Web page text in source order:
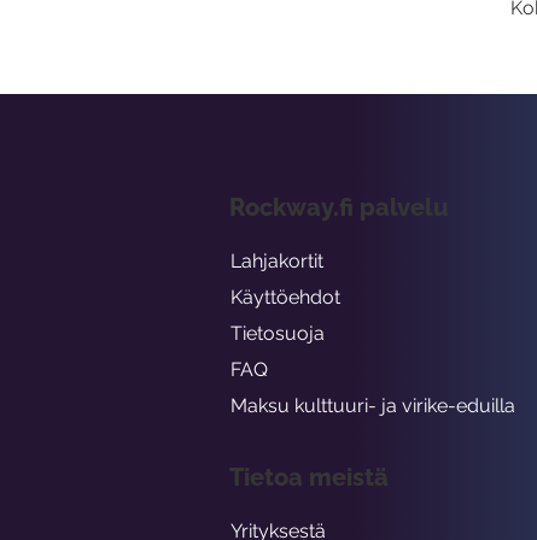
Rockway.fi palvelu
Lahjakortit
Käyttöehdot
Tietosuoja
FAQ
Maksu kulttuuri- ja virike-eduilla
Tietoa meistä
Yrityksestä